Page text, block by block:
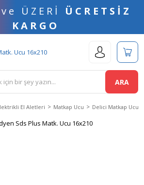
ÜZERİ ÜCRETSİZ
KARGO
ARA
El Aletleri Matkap Ucu Delici Matkap Ucu